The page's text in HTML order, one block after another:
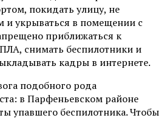
покидать улицу, не
и укрываться в помещении с
приближаться к
снимать беспилотники и
кадры в интернете.
подобного рода
в Парфеньевском районе
упавшего беспилотника. Чтобы